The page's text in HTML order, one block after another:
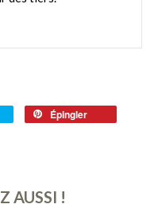
Épingler
AUSSI !